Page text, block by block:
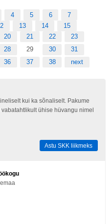
4 5 6
7
13 14
15
20 21 22
23
28 29 30
31
36 37 38 next
kui ka sõnaliselt. Pakume
ühise hüvangu nimel
Astu SKK liikmeks